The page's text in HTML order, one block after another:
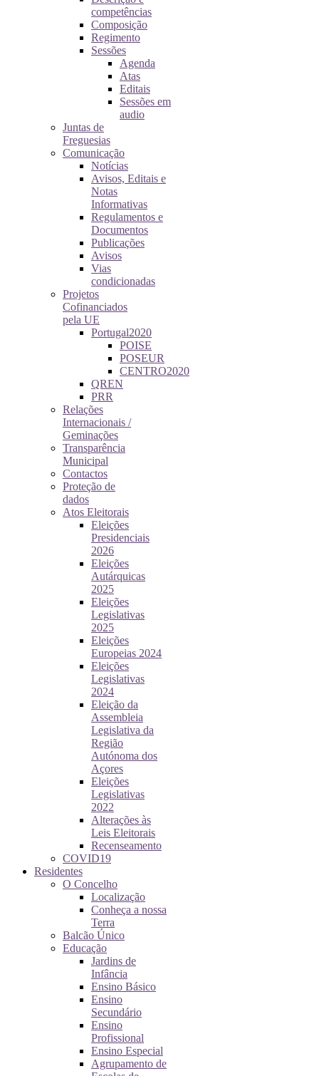
competências
Composição
Regimento
Sessões
Agenda
Atas
Editais
Sessões em
audio
Juntas de
Freguesias
Comunicação
Notícias
Avisos, Editais e
Notas
Informativas
Regulamentos e
Documentos
Publicações
Avisos
Vias
condicionadas
Projetos
Cofinanciados
pela UE
Portugal2020
POISE
POSEUR
CENTRO2020
QREN
PRR
Relações
Internacionais /
Geminações
Transparência
Municipal
Contactos
Proteção de
dados
Atos Eleitorais
Eleições
Presidenciais
2026
Eleições
Autárquicas
2025
Eleições
Legislativas
2025
Eleições
Europeias 2024
Eleições
Legislativas
2024
Eleição da
Assembleia
Legislativa da
Região
Autónoma dos
Açores
Eleições
Legislativas
2022
Alterações às
Leis Eleitorais
Recenseamento
COVID19
Residentes
O Concelho
Localização
Conheça a nossa
Terra
Balcão Único
Educação
Jardins de
Infância
Ensino Básico
Ensino
Secundário
Ensino
Profissional
Ensino Especial
Agrupamento de